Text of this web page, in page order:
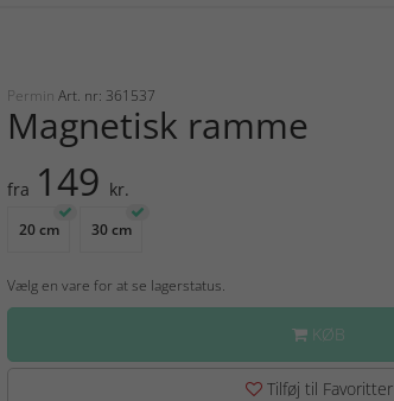
Permin Art. nr: 361537
Magnetisk ramme
fra 149 kr.
20 cm 30 cm
Vælg en vare for at se lagerstatus.
KØB
Tilføj til Favoritter